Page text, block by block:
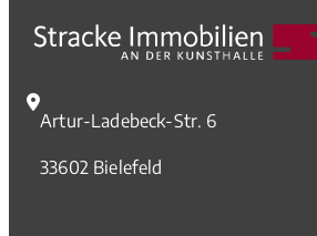
Artur-Ladebeck-Str. 6
33602 Bielefeld